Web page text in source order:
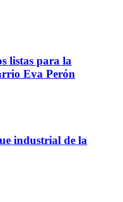
listas para la
Eva Perón
industrial de la